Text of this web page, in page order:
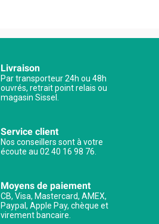
Livraison
Par transporteur 24h ou 48h
ouvrés, retrait point relais ou
magasin Sissel.
Service client
Nos conseillers sont à votre
écoute au 02 40 16 98 76.
Moyens de paiement
CB, Visa, Mastercard, AMEX,
Paypal, Apple Pay, chèque et
virement bancaire.